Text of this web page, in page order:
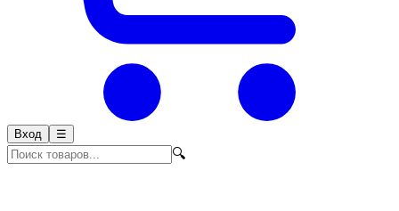
Вход ☰
🔍